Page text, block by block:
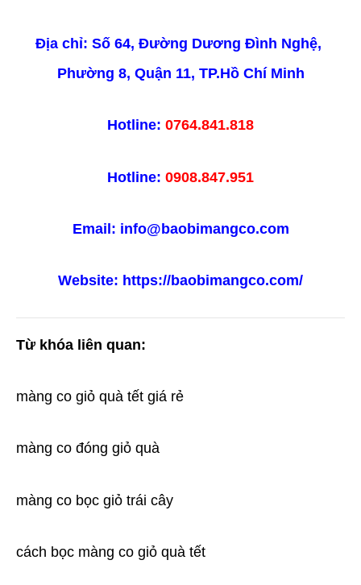
Địa chỉ: Số 64, Đường Dương Đình Nghệ,
Phường 8, Quận 11, TP.Hồ Chí Minh
Hotline: 0764.841.818
Hotline: 0908.847.951
Email: info@baobimangco.com
Website: https://baobimangco.com/
Từ khóa liên quan:
màng co giỏ quà tết giá rẻ
màng co đóng giỏ quà
màng co bọc giỏ trái cây
cách bọc màng co giỏ quà tết